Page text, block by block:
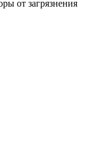
от загрязнения